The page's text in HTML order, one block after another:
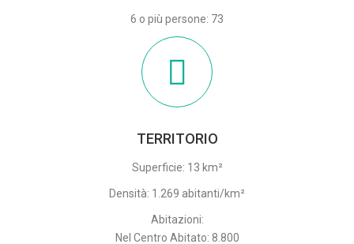
6 o più persone: 73
TERRITORIO
Superficie: 13 km²
Densità: 1.269 abitanti/km²
Abitazioni:
Nel Centro Abitato: 8.800